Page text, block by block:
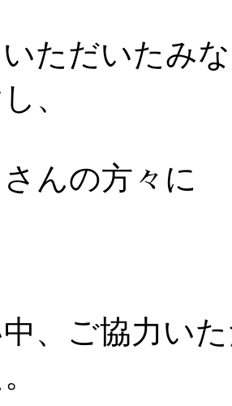
ただいたみ
、
さんの方々に
、ご協力い